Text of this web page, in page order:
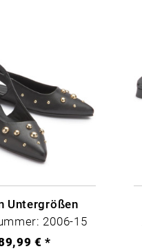
Untergrößen
2006-15
€ *